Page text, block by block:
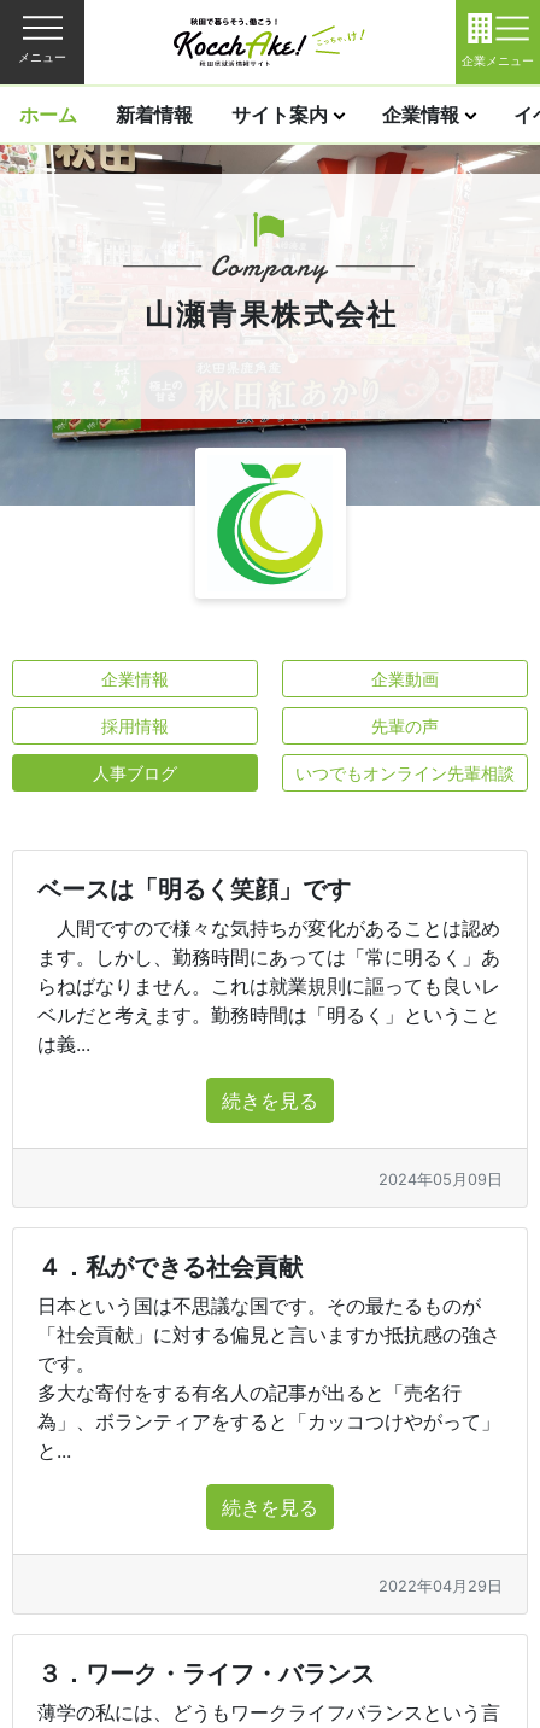
メニュー 企業メニュー
ホーム 新着情報 サイト案内 企業情報 イ
山瀬青果株式会社
企業情報 企業動画
採用情報 先輩の声
人事ブログ いつでもオンライン先輩相談
ベースは「明るく笑顔」です
人間ですので様々な気持ちが変化があることは認め
ます。しかし、勤務時間にあっては「常に明るく」あ
らねばなりません。これは就業規則に謳っても良いレ
ベルだと考えます。勤務時間は「明るく」ということ
は義...
続きを見る
2024年05月09日
４．私ができる社会貢献
日本という国は不思議な国です。その最たるものが
「社会貢献」に対する偏見と言いますか抵抗感の強さ
です。
多大な寄付をする有名人の記事が出ると「売名行
為」、ボランティアをすると「カッコつけやがって」
と...
続きを見る
2022年04月29日
３．ワーク・ライフ・バランス
薄学の私には、どうもワークライフバランスという言